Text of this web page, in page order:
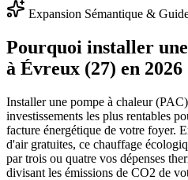
Expansion Sémantique &
Pourquoi installer
à Évreux (27) en 2026
Installer une pompe à chaleur
investissements les plus rentables
facture énergétique de votre foyer.
d'air gratuites, ce chauffage
par trois ou quatre vos dépenses
divisant les émissions de CO2 de